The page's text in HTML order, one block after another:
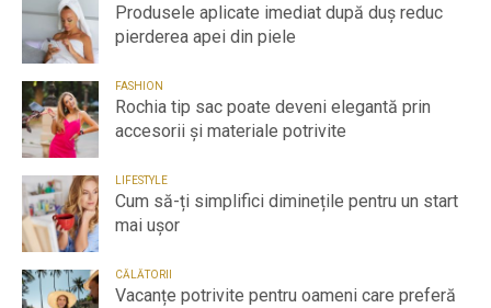
Produsele aplicate imediat după duș reduc
pierderea apei din piele
FASHION
Rochia tip sac poate deveni elegantă prin
accesorii și materiale potrivite
LIFESTYLE
Cum să-ți simplifici diminețile pentru un start
mai ușor
CĂLĂTORII
Vacanțe potrivite pentru oameni care preferă